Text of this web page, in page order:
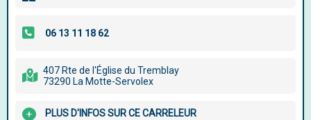
407 Rte de l'Église du Tremblay
73290 La Motte-Servolex
PLUS D'INFOS SUR CE CARRELEUR